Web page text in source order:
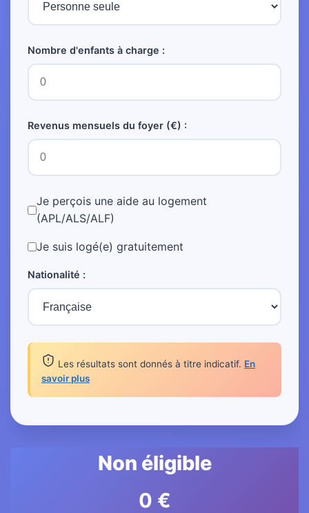
Nombre d'enfants à charge :
Revenus mensuels du foyer (€) :
Je perçois une aide au logement
(APL/ALS/ALF)
Je suis logé(e) gratuitement
Nationalité :
Les résultats sont donnés à titre indicatif. En
savoir plus
Non éligible
0 €